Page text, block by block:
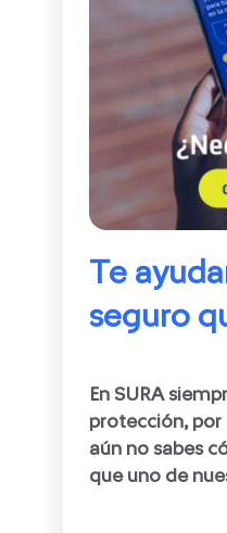
Te
seguro
En SURA
protección, por
aún no sabes
que uno de